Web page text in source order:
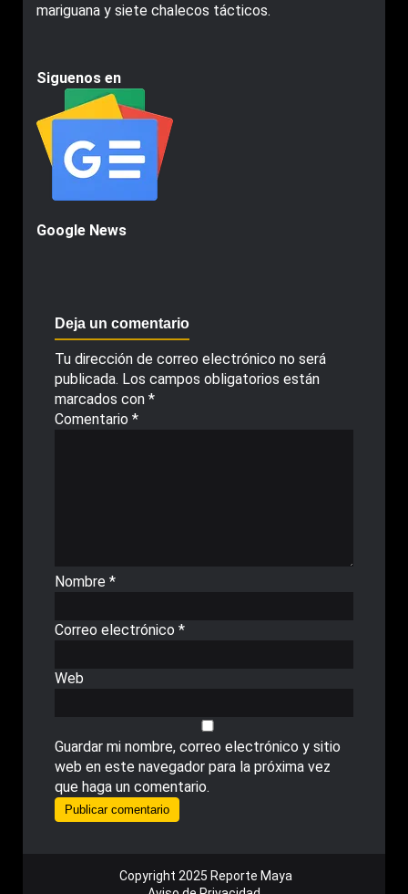
mariguana y siete chalecos tácticos.
Siguenos en
Google News
Deja un comentario
Tu dirección de correo electrónico no será
publicada. Los campos obligatorios están
marcados con *
Comentario *
Nombre *
Correo electrónico *
Web
Guardar mi nombre, correo electrónico y sitio
web en este navegador para la próxima vez
que haga un comentario.
Copyright 2025 Reporte Maya